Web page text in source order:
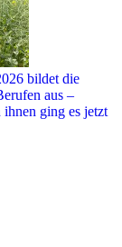
bildet die
aus –
ging es jetzt